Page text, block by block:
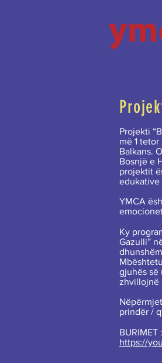
Projekti
më 1
Balkans.
Bosnjë e
projektit
edukative
YMCA
Ky
Gazulli”
gjuhës së
zhvillojnë
prindër /
BURIMET :
https://